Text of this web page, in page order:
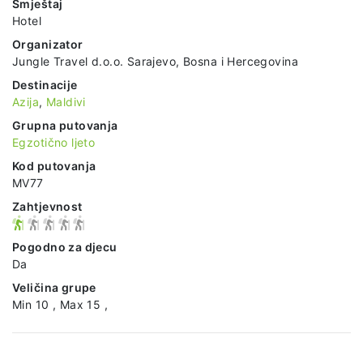
Smještaj
Hotel
Organizator
Jungle Travel d.o.o. Sarajevo, Bosna i Hercegovina
Destinacije
Azija, Maldivi
Grupna putovanja
Egzotično ljeto
Kod putovanja
MV77
Zahtjevnost
Pogodno za djecu
Da
Veličina grupe
Min 10 , Max 15 ,